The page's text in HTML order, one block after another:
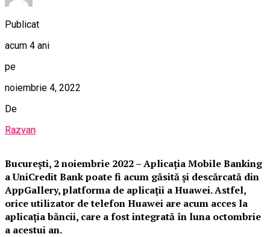
Publicat
acum 4 ani
pe
noiembrie 4, 2022
De
Razvan
București, 2 noiembrie 2022–Aplicația Mobile Banking
a UniCredit Bank poate fi acum găsită și descărcată din
AppGallery, platforma de aplicații a Huawei. Astfel,
orice utilizator de telefon Huawei are acum acces la
aplicația băncii, care a fost integrată în luna octombrie
a acestui an.